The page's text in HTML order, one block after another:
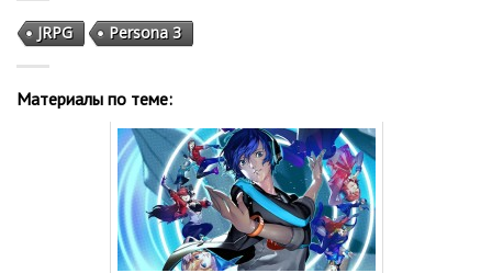
JRPG Persona 3
Материалы по теме: